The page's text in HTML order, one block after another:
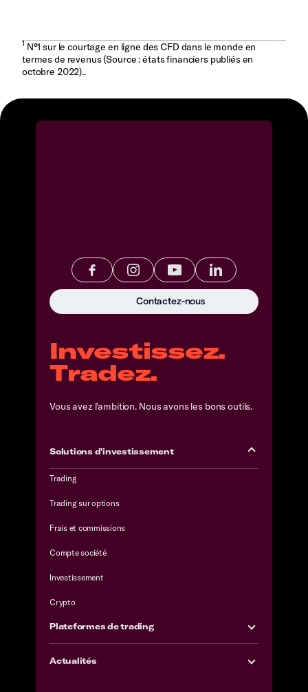
1N°1 sur le courtage en ligne des CFD dans le monde en
termes de revenus (Source : états financiers publiés en
octobre 2022)..
Investissez.
Tradez.
Vous avez l'ambition. Nous avons les bons outils.
Solutions d'investissement
Trading
Trading sur options
Frais et commissions
Compte société
Investissement
Crypto
Plateformes de trading
Actualités